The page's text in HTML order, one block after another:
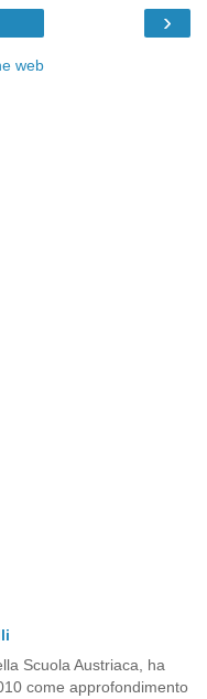
›
web
Scuola Austriaca, ha
come approfondimento